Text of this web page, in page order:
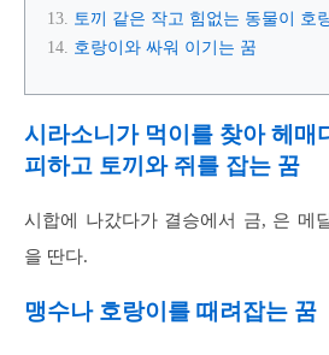
토끼 같은 작고 힘없는 동물이 호
호랑이와 싸워 이기는 꿈
시라소니가 먹이를 찾아 헤매
피하고 토끼와 쥐를 잡는 꿈
시합에 나갔다가 결승에서 금, 은 메
을 딴다.
맹수나 호랑이를 때려잡는 꿈